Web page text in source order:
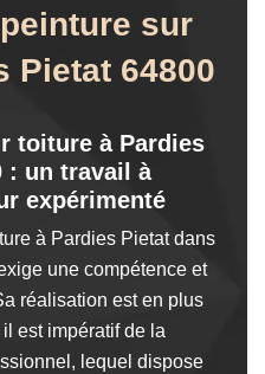
sur
Pietat 64800
toiture à Pardies
: un travail à
expérimenté
à Pardies Pietat dans
une compétence et
réalisation est en plus
est impératif de la
lequel dispose